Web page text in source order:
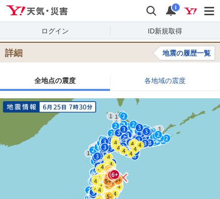
検索 通知
i
ログイン ID新規取得
詳細 地震の履歴一覧
全地点の震度 各地域の震度